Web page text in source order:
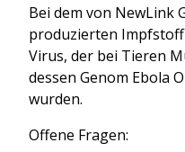
Bei dem von NewLink
produzierten
Virus, der bei Tieren
dessen Genom Ebola
wurden.
Offene Fragen: